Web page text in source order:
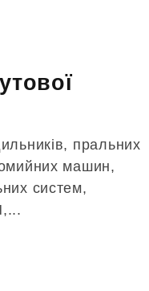
пральних
машин,
систем,